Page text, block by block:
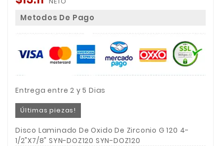
Metodos De Pago
Entrega entre 2 y 5 Dias
Últimas piezas!
Disco Laminado De Oxido De Zirconio G 120 4-
1/2"X7/8" SYN-DOZ120 SYN-DOZ120